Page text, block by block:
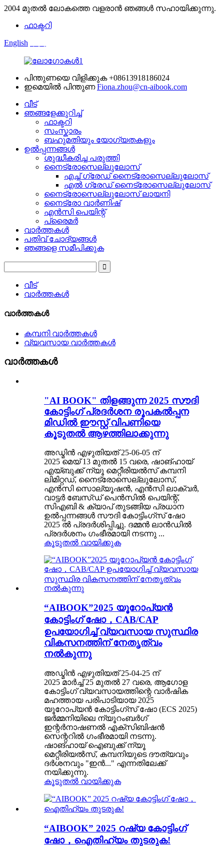
2004 മുതൽ ലോകത്തെ വളരാൻ ഞങ്ങൾ സഹായിക്കുന്നു.
ഫാക്ടറി
English
പിന്തുണയെ വിളിക്കുക +08613918186024
ഇമെയിൽ പിന്തുണ Fiona.zhou@cn-aibook.com
വീട്
ഞങ്ങളേക്കുറിച്ച്
ഫാക്ടറി
സംസ്കാരം
ബഹുമതിയും യോഗ്യതകളും
ഉൽപ്പന്നങ്ങൾ
ശുദ്ധീകരിച്ച പരുത്തി
നൈട്രോസെല്ലുലോസ്
എച്ച് ഗ്രേഡ് നൈട്രോസെല്ലുലോസ്
എൽ ഗ്രേഡ് നൈട്രോസെല്ലുലോസ്
നൈട്രോസെല്ലുലോസ് ലായനി
നൈട്രോ വാർണിഷ്
എൻ‌സി പെയിന്റ്
പ്രൈമർ
വാർത്തകൾ
പതിവ് ചോദ്യങ്ങൾ
ഞങ്ങളെ സമീപിക്കുക
വീട്
വാർത്തകൾ
വാർത്തകൾ
കമ്പനി വാർത്തകൾ
വ്യവസായ വാർത്തകൾ
വാർത്തകൾ
"AI BOOK" തിളങ്ങുന്ന 2025 സൗദി
കോട്ടിംഗ് പ്രദർശന രൂപകൽപ്പന
മിഡിൽ ഈസ്റ്റ് വിപണിയെ
കൂടുതൽ ആഴത്തിലാക്കുന്നു
അഡ്മിൻ എഴുതിയത് 25-06-05 ന്
2025 മെയ് 13 മുതൽ 15 വരെ, ഷാങ്ഹായ്
എയ്‌ബുക്ക് ന്യൂ മെറ്റീരിയൽസ് കമ്പനി
ലിമിറ്റഡ്, നൈട്രോസെല്ലുലോസ്,
എൻ‌സി സൊല്യൂഷൻ, എൻ‌സി ലാക്വർ,
വാട്ടർ ബേസ്ഡ് പെൻസിൽ പെയിന്റ്,
സി‌എബി & ക്യാപ് തുടങ്ങിയ പ്രധാന
ഉൽ‌പ്പന്നങ്ങൾ സൗദി കോട്ടിംഗ്സ് ഷോ
2025 ൽ പ്രദർശിപ്പിച്ചു. ദമ്മൻ ലാൻഡിൽ
പ്രദർശനം ഗംഭീരമായി നടന്നു ...
കൂടുതൽ വായിക്കുക
“AIBOOK”2025 യൂറോപ്യൻ
കോട്ടിംഗ് ഷോ，CAB/CAP
ഉപയോഗിച്ച് വ്യവസായ സുസ്ഥിര
വികസനത്തിന് നേതൃത്വം
നൽകുന്നു
അഡ്മിൻ എഴുതിയത് 25-04-25 ന്
2025 മാർച്ച് 25 മുതൽ 27 വരെ, ആഗോള
കോട്ടിംഗ് വ്യവസായത്തിന്റെ വാർഷിക
മഹത്തായ പരിപാടിയായ 2025
യൂറോപ്യൻ കോട്ടിംഗ്സ് ഷോ (ECS 2025)
ജർമ്മനിയിലെ ന്യൂറംബർഗ്
ഇന്റർനാഷണൽ എക്സിബിഷൻ
സെന്ററിൽ ഗംഭീരമായി നടന്നു.
ഷാങ്ഹായ് ഐബുക്ക് ന്യൂ
മെറ്റീരിയൽസ്, കമ്പനിയുടെ ദൗത്യവും
ദർശനവും "ഇൻ..." എന്നതിലേക്ക്
നയിക്കുന്നു.
കൂടുതൽ വായിക്കുക
“AIBOOK” 2025 റഷ്യ കോട്ടിംഗ്
ഷോ，ഐതിഹ്യം തുടരുക!